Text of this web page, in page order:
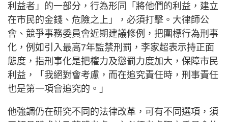
利益者」的一部分，行為形同「將他們的利益，建立
在市民的金錢、危險之上」，必須打擊。大律師公
會、競爭事務委員會近期建議修例，把圍標行為刑事
化，例如引入最高7年監禁刑罰，李家超表示持正面
態度，指刑事化是把權力及懲罰力度加大，保障市民
利益，「我絕對會考慮，而在追究責任時，刑事責任
也是第一項會追究的。」
他強調仍在研究不同的法律改革，可有不同選項，須